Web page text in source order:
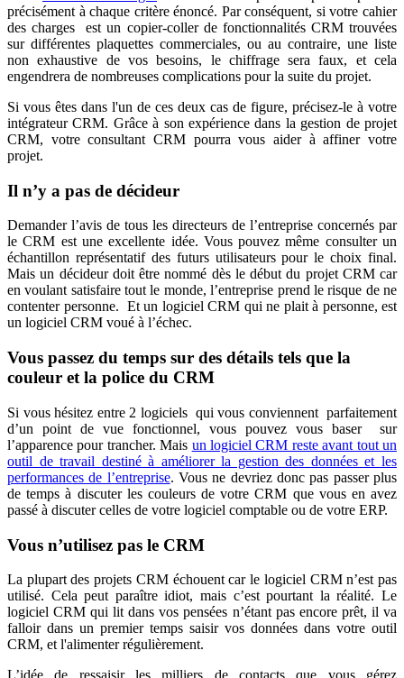
précisément à chaque critère énoncé. Par conséquent, si votre cahier
des charges est un copier-coller de fonctionnalités CRM trouvées
sur différentes plaquettes commerciales, ou au contraire, une liste
non exhaustive de vos besoins, le chiffrage sera faux, et cela
engendrera de nombreuses complications pour la suite du projet.
Si vous êtes dans l'un de ces deux cas de figure, précisez-le à votre
intégrateur CRM. Grâce à son expérience dans la gestion de projet
CRM, votre consultant CRM pourra vous aider à affiner votre
projet.
Il n’y a pas de décideur
Demander l’avis de tous les directeurs de l’entreprise concernés par
le CRM est une excellente idée. Vous pouvez même consulter un
échantillon représentatif des futurs utilisateurs pour le choix final.
Mais un décideur doit être nommé dès le début du projet CRM car
en voulant satisfaire tout le monde, l’entreprise prend le risque de ne
contenter personne. Et un logiciel CRM qui ne plait à personne, est
un logiciel CRM voué à l’échec.
Vous passez du temps sur des détails tels que la
couleur et la police du CRM
Si vous hésitez entre 2 logiciels qui vous conviennent parfaitement
d’un point de vue fonctionnel, vous pouvez vous baser sur
l’apparence pour trancher. Mais un logiciel CRM reste avant tout un
outil de travail destiné à améliorer la gestion des données et les
performances de l’entreprise. Vous ne devriez donc pas passer plus
de temps à discuter les couleurs de votre CRM que vous en avez
passé à discuter celles de votre logiciel comptable ou de votre ERP.
Vous n’utilisez pas le CRM
La plupart des projets CRM échouent car le logiciel CRM n’est pas
utilisé. Cela peut paraître idiot, mais c’est pourtant la réalité. Le
logiciel CRM qui lit dans vos pensées n’étant pas encore prêt, il va
falloir dans un premier temps saisir vos données dans votre outil
CRM, et l'alimenter régulièrement.